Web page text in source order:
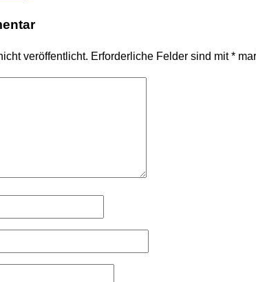
veröffentlicht. Erforderliche Felder sind mit*